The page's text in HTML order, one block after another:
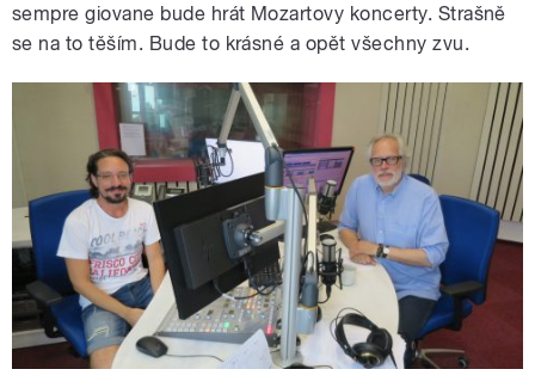
sempre giovane bude hrát Mozartovy koncerty. Strašně
se na to těším. Bude to krásné a opět všechny zvu.